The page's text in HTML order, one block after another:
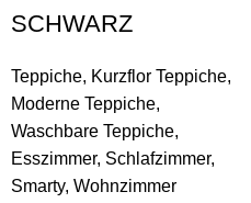
SCHWARZ
Teppiche, Kurzflor Teppiche,
Moderne Teppiche,
Waschbare Teppiche,
Esszimmer, Schlafzimmer,
Smarty, Wohnzimmer